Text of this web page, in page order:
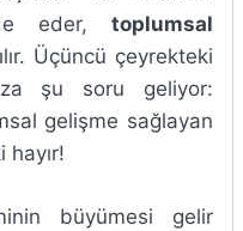
eder, toplumsal
Üçüncü çeyrekteki
şu soru geliyor:
gelişme sağlayan
büyümesi gelir